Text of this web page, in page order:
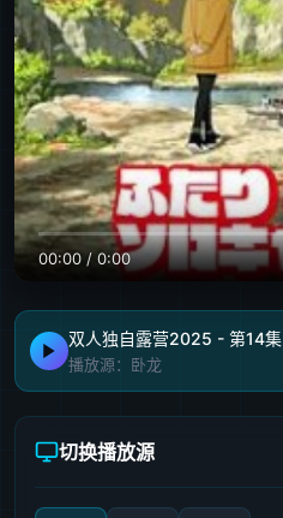
00:00/ 0:00
双人独自露营2025 - 第14集
播放源：卧龙
切换播放源